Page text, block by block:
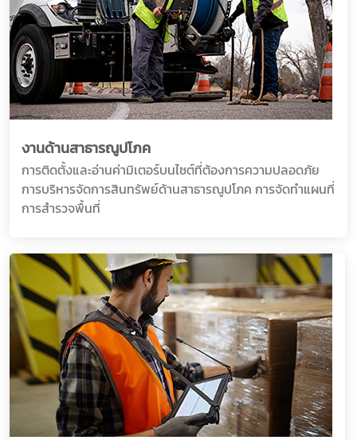
งานด้านสาธารณูปโภค
การติดตั้งและอ่านค่ามิเตอร์บนไซต์ที่ต้องการความปลอดภัย
การบริหารจัดการสินทรัพย์ด้านสาธารณูปโภค การจัดทำแผนที่
การสำรวจพื้นที่